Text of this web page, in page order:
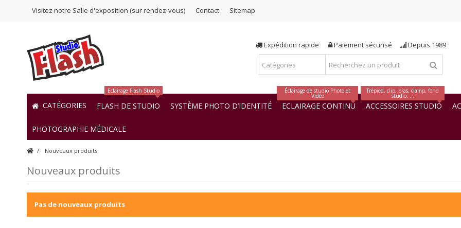
Visitez notre Salle d'exposition (sur rendez-vous) Contact Sitemap
Expédition rapide Paiement sécurisé Depuis 1989
CATÉGORIES FLASH DE STUDIO
Eclairage Flash Studio
SYSTÈME PHOTO D’IDENTITÉ ECLAIRAGE CONTINU
Éclairage de studio Photo et
Vidéo
ACCESSOIRES STUDIO
Trépied, clip, bras, clamp, fond
studio, ...
PHOTOGRAPHIE MÉDICALE
Nouveaux produits
Nouveaux produits
Pas de nouveaux produits